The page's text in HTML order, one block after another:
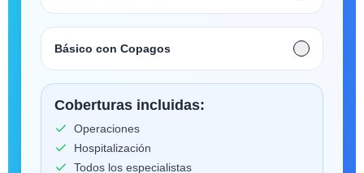
Básico con Copagos
Coberturas incluidas:
Operaciones
Hospitalización
Todos los especialistas